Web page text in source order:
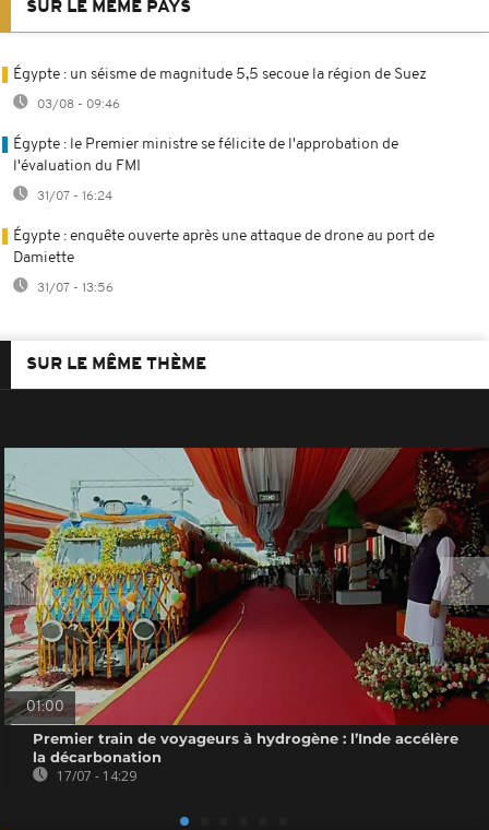
SUR LE MÊME PAYS
Égypte : un séisme de magnitude 5,5 secoue la région de Suez
03/08 - 09:46
Égypte : le Premier ministre se félicite de l'approbation de
l'évaluation du FMI
31/07 - 16:24
Égypte : enquête ouverte après une attaque de drone au port de
Damiette
31/07 - 13:56
SUR LE MÊME THÈME
01:00
Premier train de voyageurs à hydrogène : l’Inde accélère
la décarbonation
17/07 - 14:29